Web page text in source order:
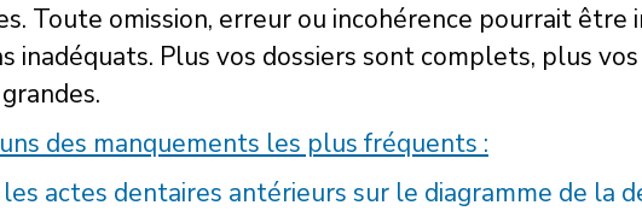
Toute omission, erreur ou incohérence pourrait
inadéquats. Plus vos dossiers sont complets, plus
des manquements les plus fréquents :
actes dentaires antérieurs sur le diagramme de la